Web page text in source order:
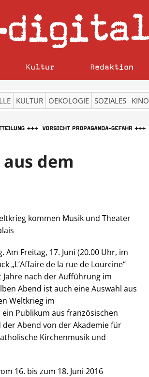
digital
Kultur Redaktion
KULTUR OEKOLOGIE SOZIALES KINO
dem
kommen Musik und Theater
Freitag, 17. Juni (20.00 Uhr, im
„L’Affaire de la rue de Lourcine“
nach der Aufführung im
Abend ist auch eine Auswahl aus
Weltkrieg im
Publikum aus französischen
Abend von der Akademie für
Kirchenmusik und
16. bis zum 18. Juni 2016